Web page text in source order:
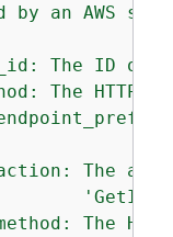
by an AWS
The ID of
The HTTP
The
The